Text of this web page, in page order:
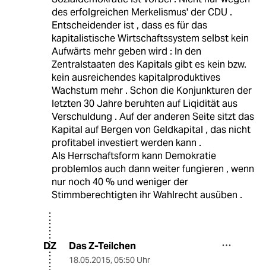
des erfolgreichen Merkelismus' der CDU .
Entscheidender ist , dass es für das
kapitalistische Wirtschaftssystem selbst kein
Aufwärts mehr geben wird : In den
Zentralstaaten des Kapitals gibt es kein bzw.
kein ausreichendes kapitalproduktives
Wachstum mehr . Schon die Konjunkturen der
letzten 30 Jahre beruhten auf Liqidität aus
Verschuldung . Auf der anderen Seite sitzt das
Kapital auf Bergen von Geldkapital , das nicht
profitabel investiert werden kann .
Als Herrschaftsform kann Demokratie
problemlos auch dann weiter fungieren , wenn
nur noch 40 % und weniger der
Stimmberechtigten ihr Wahlrecht ausüben .
DZ Das Z-Teilchen
18.05.2015, 05:50 Uhr